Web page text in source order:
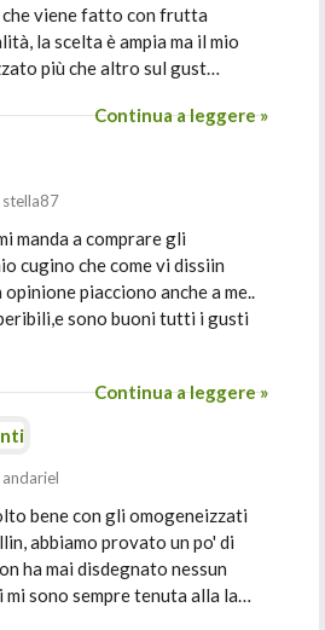
viene fatto con frutta
la scelta è ampia ma il mio
più che altro sul gust…
Continua a leggere »
stella87
manda a comprare gli
cugino che come vi dissiin
piacciono anche a me..
sono buoni tutti i gusti
Continua a leggere »
bene con gli omogeneizzati
abbiamo provato un po' di
ha mai disdegnato nessun
mi sono sempre tenuta alla la…